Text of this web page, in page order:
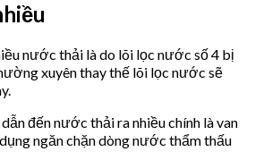
nước thải là do lõi lọc nước số 4 bị
xuyên thay thế lõi lọc nước sẽ
đến nước thải ra nhiều chính là van
ngăn chặn dòng nước thẩm thấu